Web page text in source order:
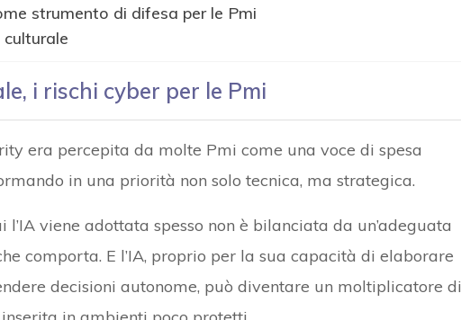
strumento di difesa per le Pmi
i rischi cyber per le Pmi
era percepita da molte Pmi come una voce di spesa
in una priorità non solo tecnica, ma strategica.
viene adottata spesso non è bilanciata da un’adeguata
comporta. E l’IA, proprio per la sua capacità di elaborare
decisioni autonome, può diventare un moltiplicatore di